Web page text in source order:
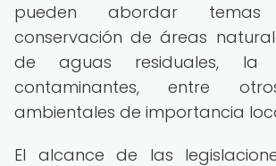
pueden abordar
conservación de áreas
de aguas residuales, la
contaminantes, entre
ambientales de importancia
El alcance de las